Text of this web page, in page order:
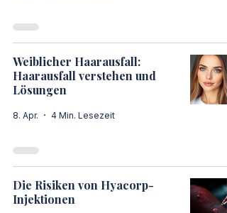
Weiblicher Haarausfall:
Haarausfall verstehen und
Lösungen
8. Apr. 4 Min. Lesezeit
Die Risiken von Hyacorp-
Injektionen